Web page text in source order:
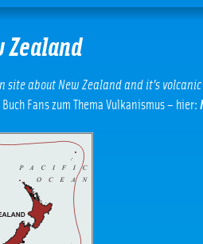
Zealand
site about New Zealand and it’s
Fans zum Thema Vulkanismus – hier: